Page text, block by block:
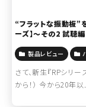
“フラットな振動板”
ーズ】～その2 試聴編
製品レビュー
さて、新生『RPシリ
から！） 今から20年
ント平面振動板”構